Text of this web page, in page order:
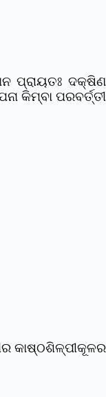
ପ୍ରାୟତଃ ଦକ୍ଷିଣ
କିମ୍ବା ପରବର୍ତ୍ତୀ
କାଷ୍ଠଶିଳ୍ପୀକୂଳର